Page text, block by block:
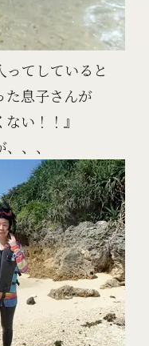
てしていると
た息子さんが
い！！』
、、